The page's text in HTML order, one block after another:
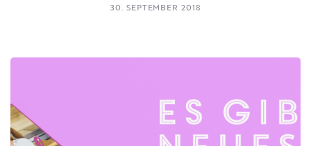
30. SEPTEMBER 2018